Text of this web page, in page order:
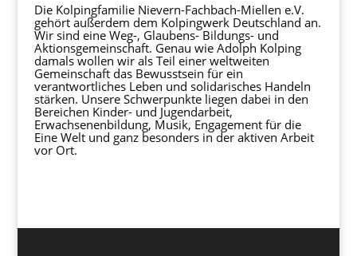
Die Kolpingfamilie Nievern-Fachbach-Miellen e.V.
gehört außerdem dem Kolpingwerk Deutschland an.
Wir sind eine Weg-, Glaubens- Bildungs- und
Aktionsgemeinschaft. Genau wie Adolph Kolping
damals wollen wir als Teil einer weltweiten
Gemeinschaft das Bewusstsein für ein
verantwortliches Leben und solidarisches Handeln
stärken. Unsere Schwerpunkte liegen dabei in den
Bereichen Kinder- und Jugendarbeit,
Erwachsenenbildung, Musik, Engagement für die
Eine Welt und ganz besonders in der aktiven Arbeit
vor Ort.